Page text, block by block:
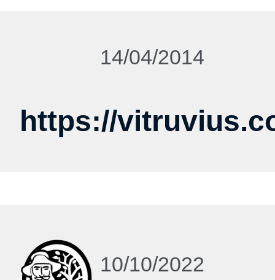
14/04/2014
https://
10/10/2022